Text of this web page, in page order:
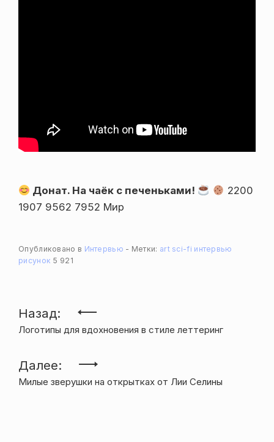
Донат. На чаёк с печеньками!
2200
1907 9562 7952 Мир
Опубликовано в Интервью Метки: art sci-fi интервью
рисунок 5 921
Навигация
по
записям
Назад:
Логотипы для вдохновения в стиле леттеринг
Далее:
Милые зверушки на открытках от Лии Селины